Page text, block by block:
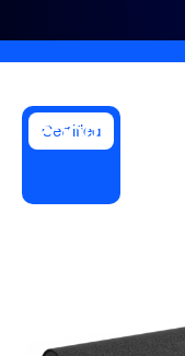
Certified